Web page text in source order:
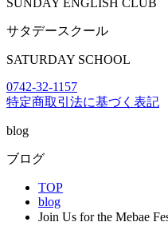
SUNDAY ENGLISH CLUB
サタデースクール
SATURDAY SCHOOL
0742-32-1157
特定商取引法に基づく表記
blog
ブログ
TOP
blog
Join Us for the Mebae